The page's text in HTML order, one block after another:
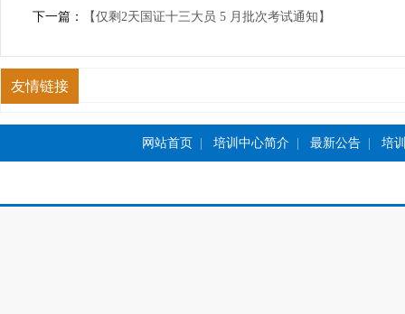
下一篇： 【仅剩2天国证十三大员 5 月批次考试通知】
友情链接
网站首页 培训中心简介| 最新公告| 培